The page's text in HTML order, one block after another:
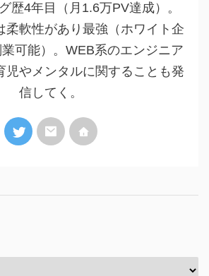
歴4年目（月1.6万PV達成）。
柔軟性があり最強（ホワイト企
可能）。WEB系のエンジニア
児やメンタルに関することも発
信してく。